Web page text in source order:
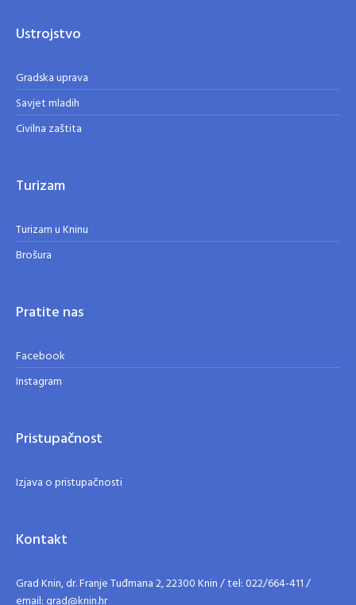
Ustrojstvo
Gradska uprava
Savjet mladih
Civilna zaštita
Turizam
Turizam u Kninu
Brošura
Pratite nas
Facebook
Instagram
Pristupačnost
Izjava o pristupačnosti
Kontakt
Grad Knin, dr. Franje Tuđmana 2, 22300 Knin / tel: 022/664-411 /